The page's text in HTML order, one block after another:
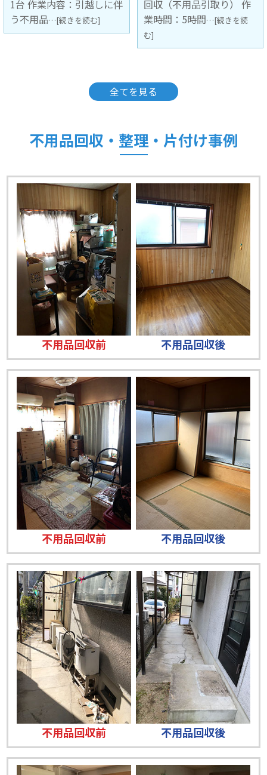
回収（不用品引取り） 作
業時間：5時間…[続きを読
む]
容：引越しに伴う不用品
回収（不用…[続きを読む]
全てを見る
不用品回収・整理・片付け事例
不用品回収前 不用品回収後
不用品回収前 不用品回収後
不用品回収前 不用品回収後